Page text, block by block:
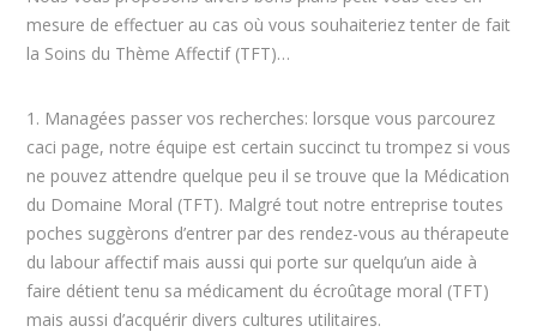
mesure de effectuer au cas où vous souhaiteriez tenter de fait
la Soins du Thème Affectif (TFT)…
1. Managées passer vos recherches: lorsque vous parcourez
caci page, notre équipe est certain succinct tu trompez si vous
ne pouvez attendre quelque peu il se trouve que la Médication
du Domaine Moral (TFT). Malgré tout notre entreprise toutes
poches suggèrons d’entrer par des rendez-vous au thérapeute
du labour affectif mais aussi qui porte sur quelqu’un aide à
faire détient tenu sa médicament du écroûtage moral (TFT)
mais aussi d’acquérir divers cultures utilitaires.